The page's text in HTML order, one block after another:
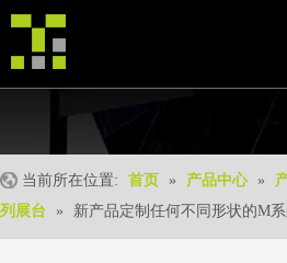
产品中心
当前所在位置: 首页 » 产品中心 »
列展台
» 新产品定制任何不同形状的M